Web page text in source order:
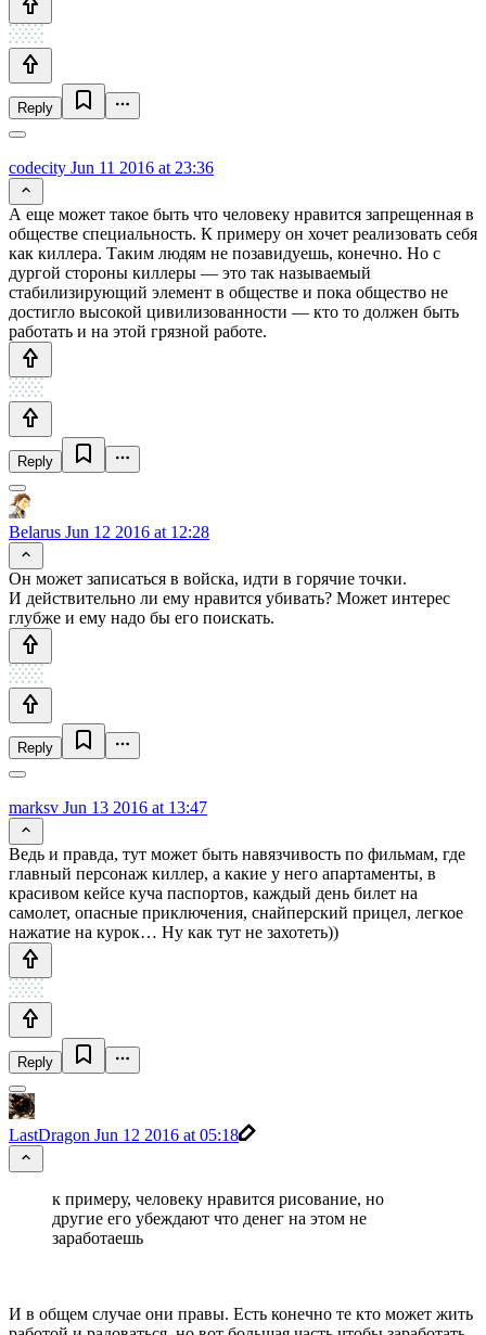
Reply
codecity Jun 11 2016 at 23:36
А еще может такое быть что человеку нравится запрещенная в
обществе специальность. К примеру он хочет реализовать себя
как киллера. Таким людям не позавидуешь, конечно. Но с
дургой стороны киллеры — это так называемый
стабилизирующий элемент в обществе и пока общество не
достигло высокой цивилизованности — кто то должен быть
работать и на этой грязной работе.
Reply
Belarus Jun 12 2016 at 12:28
Он может записаться в войска, идти в горячие точки.
И действительно ли ему нравится убивать? Может интерес
глубже и ему надо бы его поискать.
Reply
marksv Jun 13 2016 at 13:47
Ведь и правда, тут может быть навязчивость по фильмам, где
главный персонаж киллер, а какие у него апартаменты, в
красивом кейсе куча паспортов, каждый день билет на
самолет, опасные приключения, снайперский прицел, легкое
нажатие на курок… Ну как тут не захотеть))
Reply
LastDragon Jun 12 2016 at 05:18
к примеру, человеку нравится рисование, но
другие его убеждают что денег на этом не
заработаешь
И в общем случае они правы. Есть конечно те кто может жить